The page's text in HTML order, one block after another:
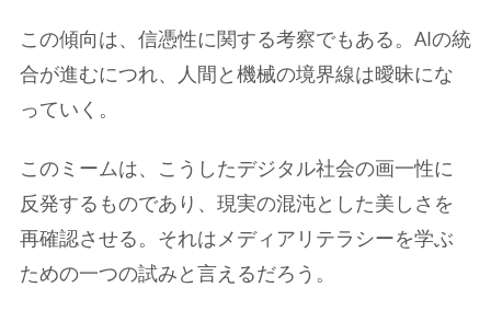
この傾向は、信憑性に関する考察でもある。AIの統
合が進むにつれ、人間と機械の境界線は曖昧にな
っていく。
このミームは、こうしたデジタル社会の画一性に
反発するものであり、現実の混沌とした美しさを
再確認させる。それはメディアリテラシーを学ぶ
ための一つの試みと言えるだろう。